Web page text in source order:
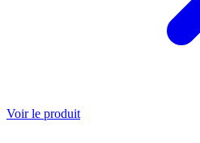
Voir le produit